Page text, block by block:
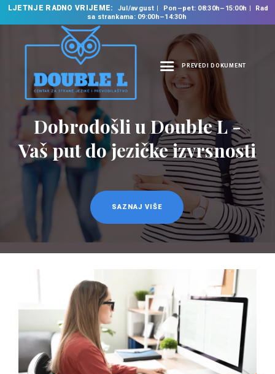
LJETNJE RADNO VRIJEME: Jul/avgust Pon–pet: 08:30h–15:00h
Rad
sa strankama: 09:00h–14:30h
PREVEDI DOKUMENT
NASLOVNA
O NAMA
NAŠE USLUGE
ŠKOLA STRANIH
JEZIKA
PREVODILAČKI BIRO
KURSEVI
NOVOSTI
KONTAKT
Prevodilačke usluge
na 35 jezika
SAZNAJ VIŠE